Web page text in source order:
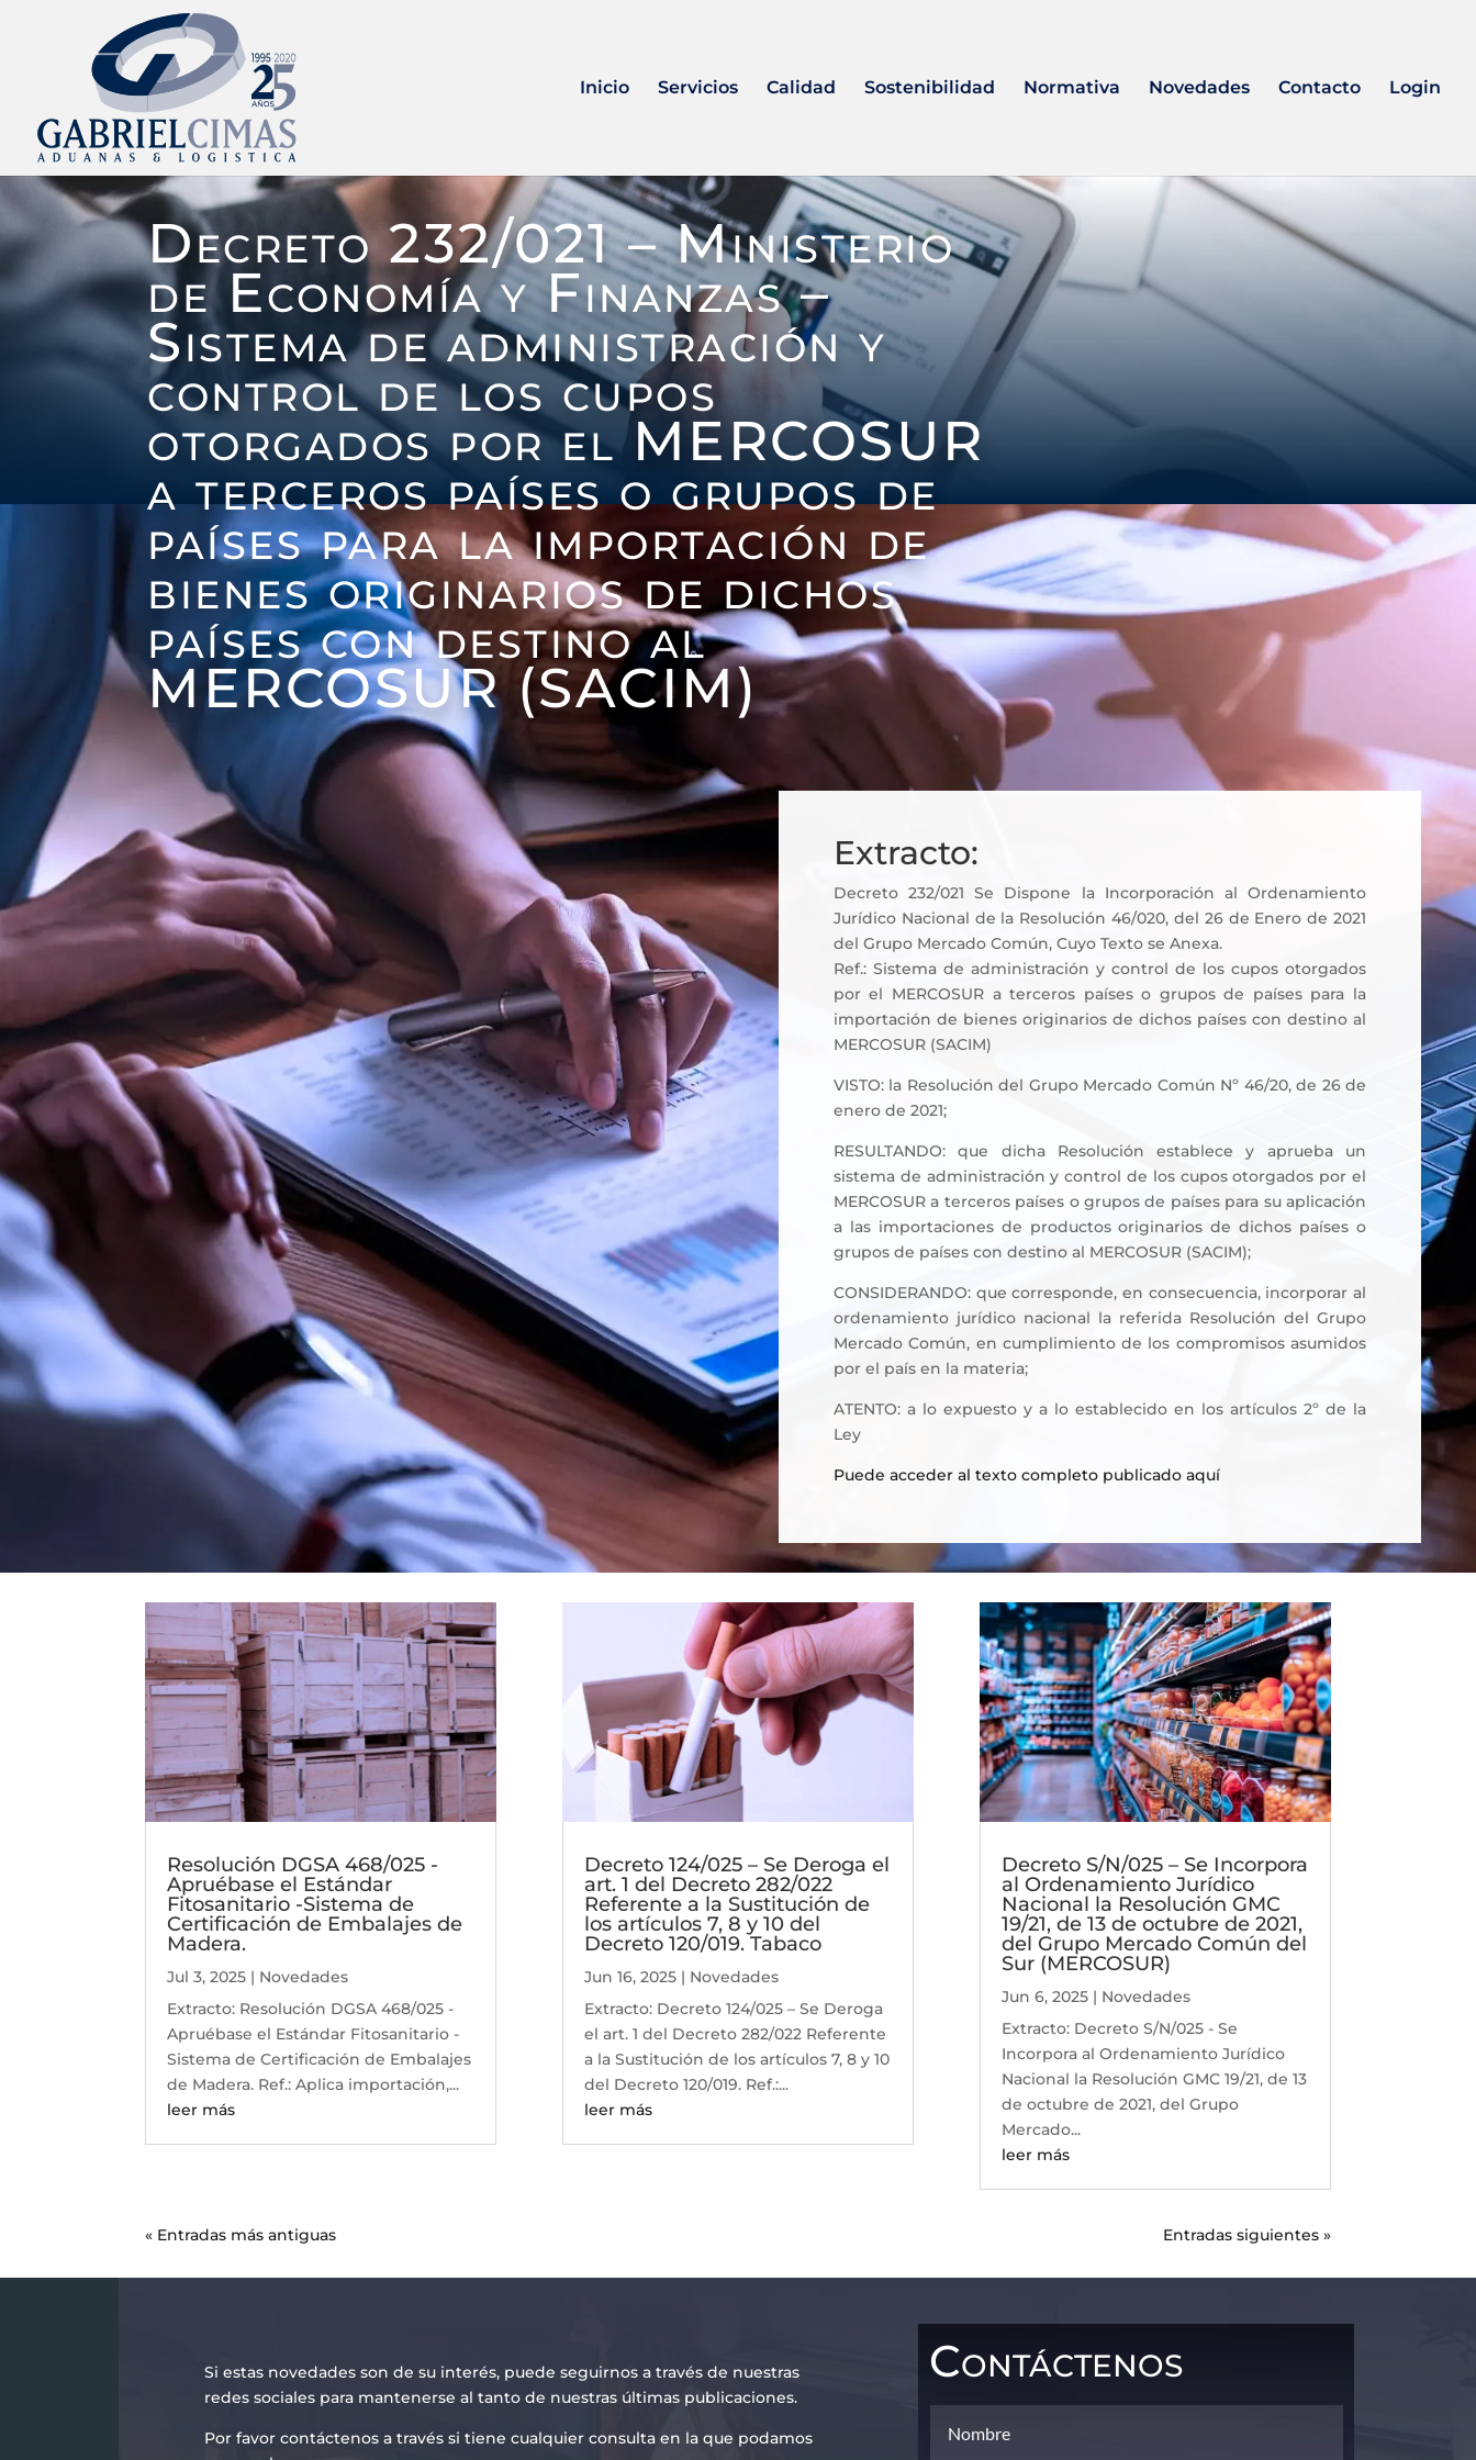
Inicio Servicios Calidad Sostenibilidad Normativa Novedades Contacto Login
Decreto 232/021 – Ministerio
de Economía y Finanzas –
Sistema de administración y
control de los cupos
otorgados por el MERCOSUR
a terceros países o grupos de
países para la importación de
bienes originarios de dichos
países con destino al
MERCOSUR (SACIM)
Extracto:
Decreto 232/021 Se Dispone la Incorporación al Ordenamiento
Jurídico Nacional de la Resolución 46/020, del 26 de Enero de 2021
del Grupo Mercado Común, Cuyo Texto se Anexa.
Ref.: Sistema de administración y control de los cupos otorgados
por el MERCOSUR a terceros países o grupos de países para la
importación de bienes originarios de dichos países con destino al
MERCOSUR (SACIM)
VISTO: la Resolución del Grupo Mercado Común Nº 46/20, de 26 de
enero de 2021;
RESULTANDO: que dicha Resolución establece y aprueba un
sistema de administración y control de los cupos otorgados por el
MERCOSUR a terceros países o grupos de países para su aplicación
a las importaciones de productos originarios de dichos países o
grupos de países con destino al MERCOSUR (SACIM);
CONSIDERANDO: que corresponde, en consecuencia, incorporar al
ordenamiento jurídico nacional la referida Resolución del Grupo
Mercado Común, en cumplimiento de los compromisos asumidos
por el país en la materia;
ATENTO: a lo expuesto y a lo establecido en los artículos 2º de la
Ley
Puede acceder al texto completo publicado aquí
Resolución DGSA 468/025 -
Apruébase el Estándar
Fitosanitario -Sistema de
Certificación de Embalajes de
Madera.
Jul 3, 2025 | Novedades
Extracto: Resolución DGSA 468/025 -
Apruébase el Estándar Fitosanitario -
Sistema de Certificación de Embalajes
de Madera. Ref.: Aplica importación,...
leer más
Decreto 124/025 – Se Deroga el
art. 1 del Decreto 282/022
Referente a la Sustitución de
los artículos 7, 8 y 10 del
Decreto 120/019. Tabaco
Jun 16, 2025| Novedades
Extracto: Decreto 124/025 – Se Deroga
el art. 1 del Decreto 282/022 Referente
a la Sustitución de los artículos 7, 8 y 10
del Decreto 120/019. Ref.:...
leer más
Decreto S/N/025 – Se Incorpora
al Ordenamiento Jurídico
Nacional la Resolución GMC
19/21, de 13 de octubre de 2021,
del Grupo Mercado Común del
Sur (MERCOSUR)
Jun 6, 2025| Novedades
Extracto: Decreto S/N/025 - Se
Incorpora al Ordenamiento Jurídico
Nacional la Resolución GMC 19/21, de 13
de octubre de 2021, del Grupo
Mercado...
leer más
« Entradas más antiguas Entradas siguientes »
Si estas novedades son de su interés, puede seguirnos a través de nuestras
redes sociales para mantenerse al tanto de nuestras últimas publicaciones.
Por favor contáctenos a través si tiene cualquier consulta en la que podamos
Contáctenos